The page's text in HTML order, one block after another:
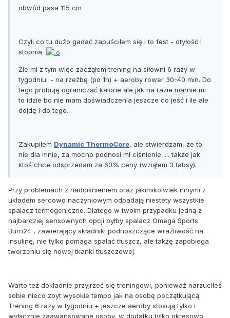
obwód pasa 115 cm
Czyli co tu dużo gadać zapuściłem się i to fest - otyłość I
stopnia
Źle mi z tym więc zacząłem trening na siłowni 6 razy w
tygodniu - na rzeźbę (po 1h) + aeroby rower 30-40 min. Do
tego próbuję ograniczać kalorie ale jak na razie marnie mi
to idzie bo nie mam doświadczenia jeszcze co jeść i ile ale
dojdę i do tego.
Zakupiłem Dynamic ThermoCore, ale stwierdzam, że to
nie dla mnie, za mocno podnosi mi ciśnienie .... także jak
ktoś chce odsprzedam za 60% ceny (wziąłem 3 tabsy).
Przy problemach z nadcisnieniem oraz jakimikolwiek innymi z
układem sercowo naczyniowym odpadają niestety wszystkie
spalacz termogeniczne. Dlatego w twoim przypadku jedną z
najbardziej sensownych opcji byłby spalacz Omega Sports
Burn24 , zawierający składniki podnoszczące wrażliwość na
insulinę, nie tylko pomaga spalać tłuszcz, ale takżę zapobiega
tworzeniu się nowej tkanki tłuszczowej.
Warto też dokładnie przyjrzeć się treningowi, ponieważ narzuciłeś
sobie nieco zbyt wysokie tempo jak na osobę początkującą.
Trening 6 razy w tygodniu + jeszcze aeroby stosują tylko i
wyłącznie zaawansowane osoby, w dodatku tylko okresowo.